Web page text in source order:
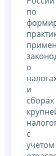
по
о
и
сборах
с
учетом